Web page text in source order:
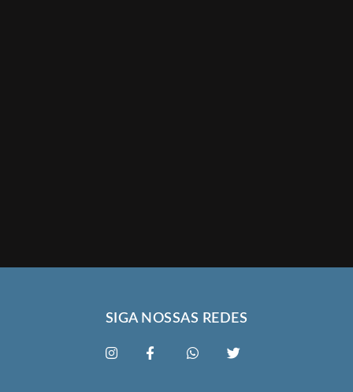
SIGA NOSSAS REDES